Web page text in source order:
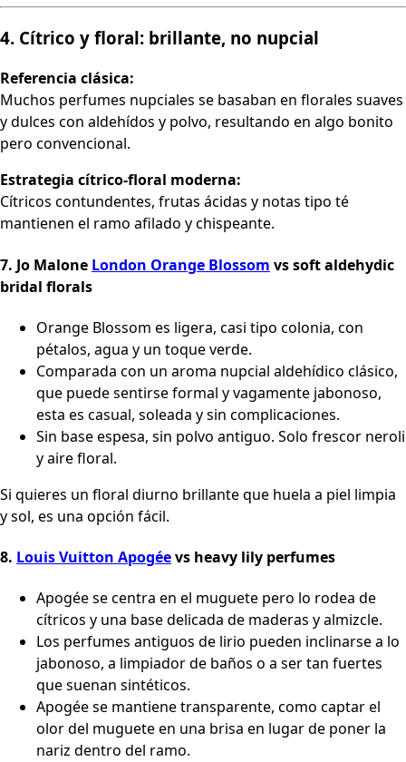
4. Cítrico y floral: brillante, no nupcial
Referencia clásica:
Muchos perfumes nupciales se basaban en florales suaves
y dulces con aldehídos y polvo, resultando en algo bonito
pero convencional.
Estrategia cítrico-floral moderna:
Cítricos contundentes, frutas ácidas y notas tipo té
mantienen el ramo afilado y chispeante.
7. Jo Malone London Orange Blossom vs soft aldehydic
bridal florals
Orange Blossom es ligera, casi tipo colonia, con
pétalos, agua y un toque verde.
Comparada con un aroma nupcial aldehídico clásico,
que puede sentirse formal y vagamente jabonoso,
esta es casual, soleada y sin complicaciones.
Sin base espesa, sin polvo antiguo. Solo frescor neroli
y aire floral.
Si quieres un floral diurno brillante que huela a piel limpia
y sol, es una opción fácil.
8. Louis Vuitton Apogéevs heavy lily perfumes
Apogée se centra en el muguete pero lo rodea de
cítricos y una base delicada de maderas y almizcle.
Los perfumes antiguos de lirio pueden inclinarse a lo
jabonoso, a limpiador de baños o a ser tan fuertes
que suenan sintéticos.
Apogée se mantiene transparente, como captar el
olor del muguete en una brisa en lugar de poner la
nariz dentro del ramo.